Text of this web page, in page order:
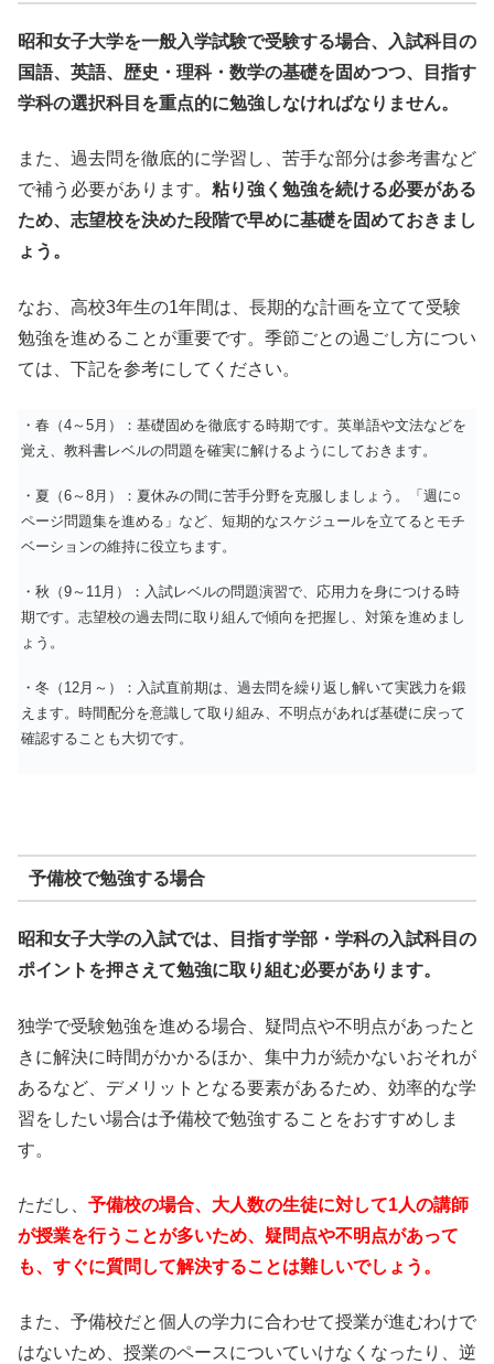
昭和女子大学を一般入学試験で受験する場合、入試科目の
国語、英語、歴史・理科・数学の基礎を固めつつ、目指す
学科の選択科目を重点的に勉強しなければなりません。
また、過去問を徹底的に学習し、苦手な部分は参考書など
で補う必要があります。 粘り強く勉強を続ける必要がある
ため、志望校を決めた段階で早めに基礎を固めておきまし
ょう。
なお、高校3年生の1年間は、長期的な計画を立てて受験
勉強を進めることが重要です。季節ごとの過ごし方につい
ては、下記を参考にしてください。
・春（4～5月）：基礎固めを徹底する時期です。英単語や文法などを
覚え、教科書レベルの問題を確実に解けるようにしておきます。
・夏（6～8月）：夏休みの間に苦手分野を克服しましょう。「週に○
ページ問題集を進める」など、短期的なスケジュールを立てるとモチ
ベーションの維持に役立ちます。
・秋（9～11月）：入試レベルの問題演習で、応用力を身につける時
期です。志望校の過去問に取り組んで傾向を把握し、対策を進めまし
ょう。
・冬（12月～）：入試直前期は、過去問を繰り返し解いて実践力を鍛
えます。時間配分を意識して取り組み、不明点があれば基礎に戻って
確認することも大切です。
予備校で勉強する場合
昭和女子大学の入試では、目指す学部・学科の入試科目の
ポイントを押さえて勉強に取り組む必要があります。
独学で受験勉強を進める場合、疑問点や不明点があったと
きに解決に時間がかかるほか、集中力が続かないおそれが
あるなど、デメリットとなる要素があるため、効率的な学
習をしたい場合は予備校で勉強することをおすすめしま
す。
ただし、 予備校の場合、大人数の生徒に対して1人の講師
が授業を行うことが多いため、疑問点や不明点があって
も、すぐに質問して解決することは難しいでしょう。
また、予備校だと個人の学力に合わせて授業が進むわけで
はないため、授業のペースについていけなくなったり、逆